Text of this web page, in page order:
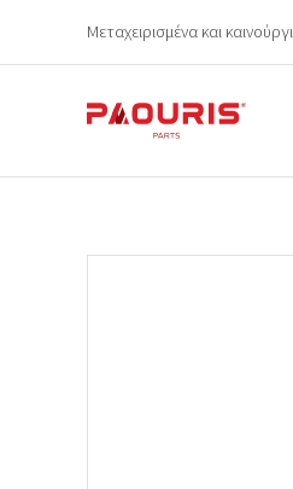
Μεταχειρισμένα και